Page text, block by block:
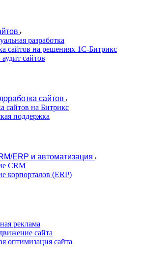
разработка
сайтов на решениях 1С-Битрикс
сайтов
сайтов
сайтов на Битрикс
поддержка
ERP и автоматизация
CRM
корпорталов (ERP)
реклама
сайта
оптимизация сайта